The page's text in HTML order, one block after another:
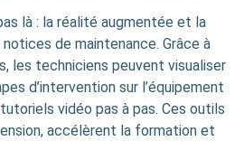
là : la réalité augmentée et la
de maintenance. Grâce à
les techniciens peuvent visualiser
d’intervention sur l’équipement
vidéo pas à pas. Ces outils
accélèrent la formation et